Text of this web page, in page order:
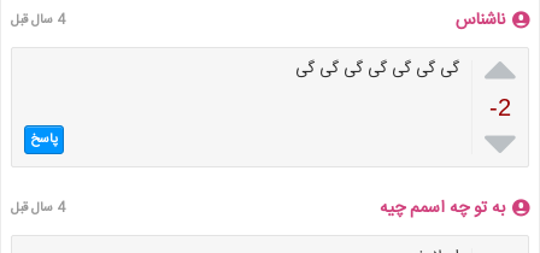
ناشناس 4 سال قبل

-2

گی گی گی گی گی گی گی
پاسخ
به تو چه اسمم چیه 4 سال قبل